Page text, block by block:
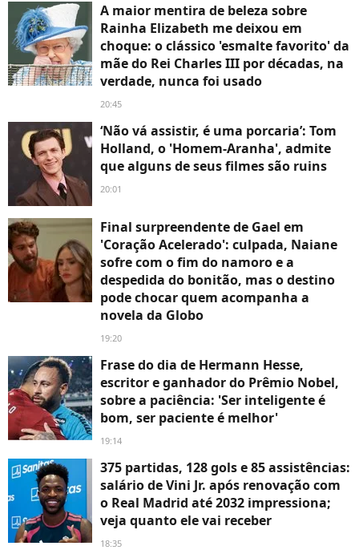
A maior mentira de beleza sobre
Rainha Elizabeth me deixou em
choque: o clássico 'esmalte favorito' da
mãe do Rei Charles III por décadas, na
verdade, nunca foi usado
20:45
‘Não vá assistir, é uma porcaria’: Tom
Holland, o 'Homem-Aranha', admite
que alguns de seus filmes são ruins
20:01
Final surpreendente de Gael em
'Coração Acelerado': culpada, Naiane
sofre com o fim do namoro e a
despedida do bonitão, mas o destino
pode chocar quem acompanha a
novela da Globo
19:20
Frase do dia de Hermann Hesse,
escritor e ganhador do Prêmio Nobel,
sobre a paciência: 'Ser inteligente é
bom, ser paciente é melhor'
19:14
375 partidas, 128 gols e 85 assistências:
salário de Vini Jr. após renovação com
o Real Madrid até 2032 impressiona;
veja quanto ele vai receber
18:35